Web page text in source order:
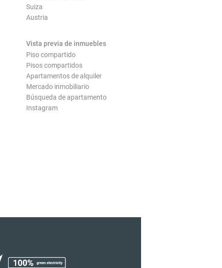
Suiza
Austria
Vista previa de inmuebles
Piso compartido
Pisos compartidos
Apartamentos de alquiler
Mercado inmobiliario
Búsqueda de apartamento
Instagram